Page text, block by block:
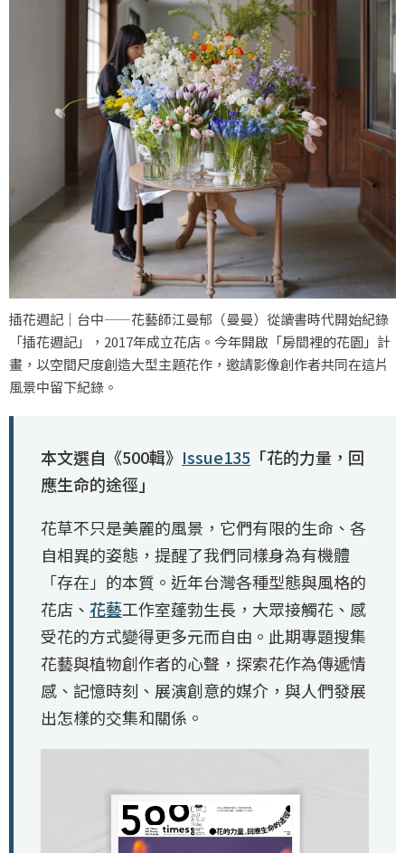
插花週記｜台中——花藝師江曼郁（曼曼）從讀書時代開始紀錄
「插花週記」，2017年成立花店。今年開啟「房間裡的花園」計
畫，以空間尺度創造大型主題花作，邀請影像創作者共同在這片
風景中留下紀錄。
本文選自《500輯》 Issue135 「花的力量，回
應生命的途徑」
花草不只是美麗的風景，它們有限的生命、各
自相異的姿態，提醒了我們同樣身為有機體
「存在」的本質。近年台灣各種型態與風格的
花店、 花藝工作室蓬勃生長，大眾接觸花、感
受花的方式變得更多元而自由。此期專題搜集
花藝與植物創作者的心聲，探索花作為傳遞情
感、記憶時刻、展演創意的媒介，與人們發展
出怎樣的交集和關係。